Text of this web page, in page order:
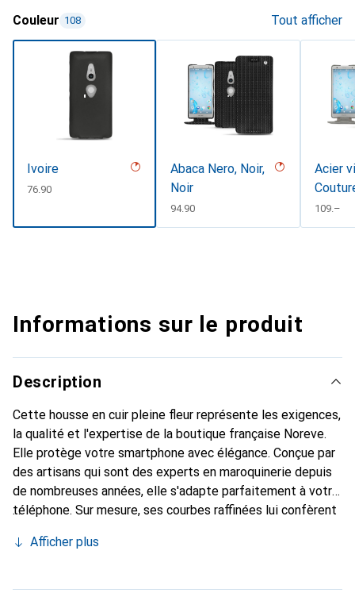
Couleur 108 Tout afficher
Ivoire
CHF
76.90
Abaca Nero, Noir,
Noir
CHF
94.90
Acier
CHF
109.–
Informations sur le produit
Description
Cette housse en cuir pleine fleur représente les exigences,
la qualité et l'expertise de la boutique française Noreve.
Elle protège votre smartphone avec élégance. Conçue par
des artisans qui sont des experts en maroquinerie depuis
de nombreuses années, elle s'adapte parfaitement à votre
téléphone. Sur mesure, ses courbes raffinées lui confèrent
et indispensable de votre smartphone. Reconnaître
marque Noreve est un choix sûr pour une clientèle
Afficher plus